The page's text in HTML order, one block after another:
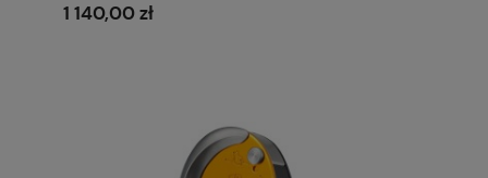
1 140,00 zł